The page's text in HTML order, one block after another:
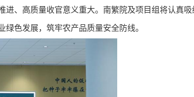
、高质量收官意义重大。南繁院及项目组将认真吸
色发展，筑牢农产品质量安全防线。